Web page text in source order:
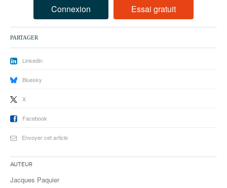
Connexion Essai gratuit
PARTAGER
Linkedin
Bluesky
X
Facebook
Envoyer cet article
Auteur
Jacques Paquier